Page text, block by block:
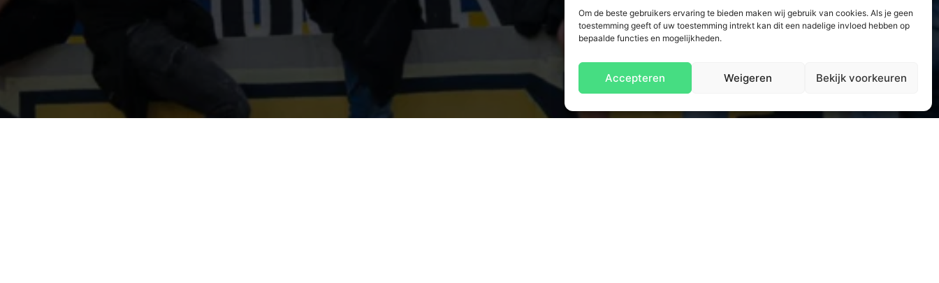
Om de beste gebruikers ervaring te bieden maken wij gebruik van cookies. Als je geen
toestemming geeft of uw toestemming intrekt kan dit een nadelige invloed hebben op
bepaalde functies en mogelijkheden.
Accepteren Weigeren Bekijk voorkeuren